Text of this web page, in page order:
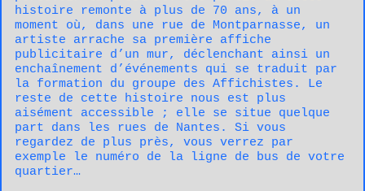
histoire remonte à plus de 70 ans, à un
moment où, dans une rue de Montparnasse, un
artiste arrache sa première affiche
publicitaire d’un mur, déclenchant ainsi un
enchaînement d’événements qui se traduit par
la formation du groupe des Affichistes. Le
reste de cette histoire nous est plus
aisément accessible ; elle se situe quelque
part dans les rues de Nantes. Si vous
regardez de plus près, vous verrez par
exemple le numéro de la ligne de bus de votre
quartier…